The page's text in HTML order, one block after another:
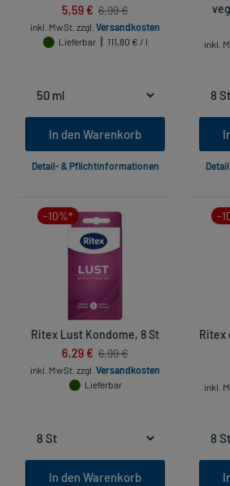
5,59 € 6,99 €
inkl. MwSt. zzgl. Versandkosten
Lieferbar
111,80 € / l
In den Warenkorb
Detail- & Pflichtinformationen
inkl.
-10%*
Ritex Lust Kondome, 8 St
6,29 € 6,99 €
inkl. MwSt. zzgl. Versandkosten
Lieferbar
In den Warenkorb
-
Ritex
inkl.